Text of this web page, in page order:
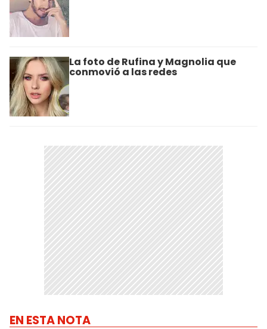
La foto de Rufina y Magnolia que
conmovió a las redes
EN ESTA NOTA